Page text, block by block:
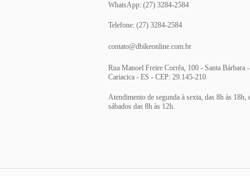
(27) 3284-2584
contato@dbikeonline.com.br
Rua Manoel Freire Corrêa, 100 - Santa Bárbara -
Cariacica - ES - CEP: 29.145-210